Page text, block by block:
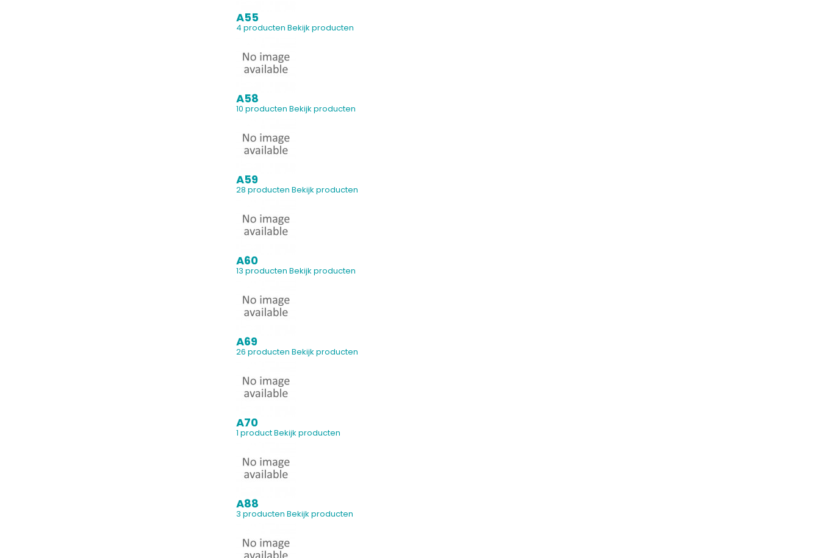
A55
4 producten Bekijk producten
A58
10 producten Bekijk producten
A59
28 producten Bekijk producten
A60
13 producten Bekijk producten
A69
26 producten Bekijk producten
A70
1 productBekijk producten
A88
3 producten Bekijk producten